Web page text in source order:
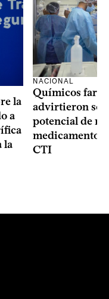
la
a
la
NACIONAL
Químicos
advirtieron
potencial de
medicamentos
CTI